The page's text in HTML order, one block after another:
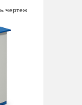
чертеж